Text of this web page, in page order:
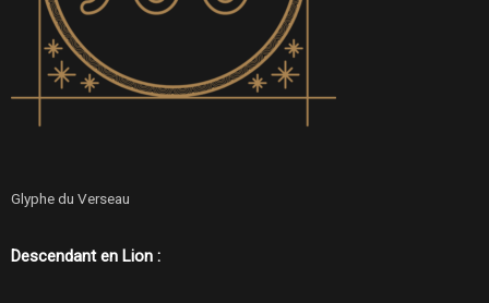
Glyphe du Verseau
Descendant en Lion :